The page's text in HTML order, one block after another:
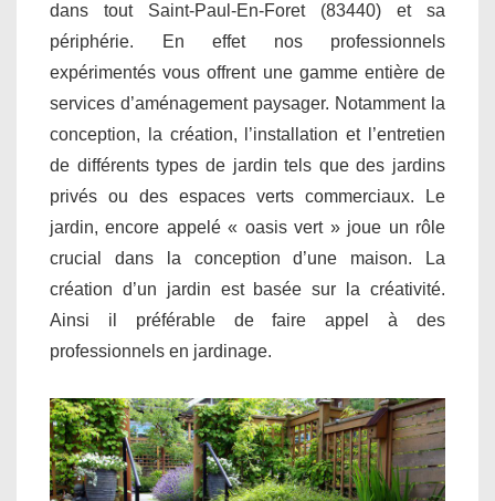
dans tout Saint-Paul-En-Foret (83440) et sa
périphérie. En effet nos professionnels
expérimentés vous offrent une gamme entière de
services d’aménagement paysager. Notamment la
conception, la création, l’installation et l’entretien
de différents types de jardin tels que des jardins
privés ou des espaces verts commerciaux. Le
jardin, encore appelé « oasis vert » joue un rôle
crucial dans la conception d’une maison. La
création d’un jardin est basée sur la créativité.
Ainsi il préférable de faire appel à des
professionnels en jardinage.